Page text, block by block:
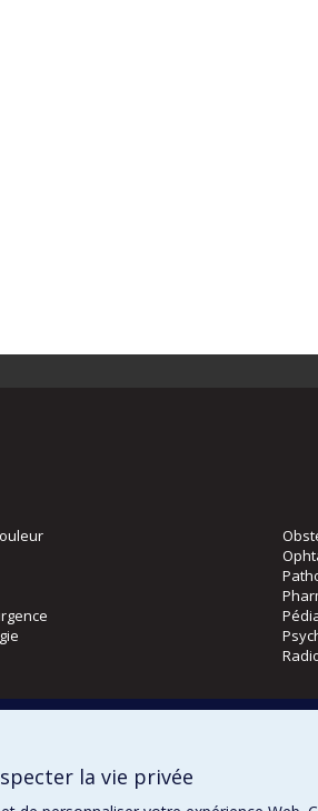
la vie privée